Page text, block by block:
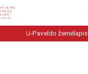
U-Paveldo žemėlapis